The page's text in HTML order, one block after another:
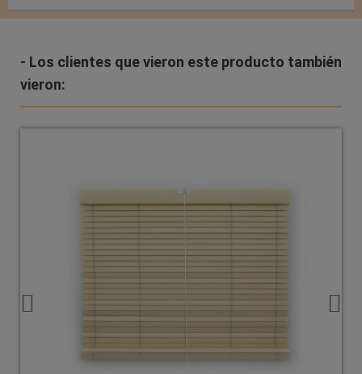
- Los clientes que vieron este producto también
vieron: